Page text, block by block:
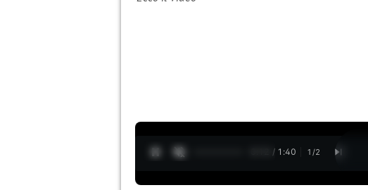
0:13 / 1:40 1 /2